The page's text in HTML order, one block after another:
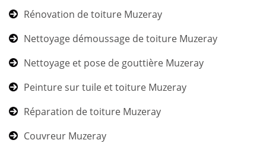
Rénovation de toiture Muzeray
Nettoyage démoussage de toiture Muzeray
Nettoyage et pose de gouttière Muzeray
Peinture sur tuile et toiture Muzeray
Réparation de toiture Muzeray
Couvreur Muzeray